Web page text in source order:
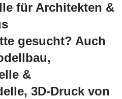
für Architekten &
gesucht? Auch
&
3D-Druck von